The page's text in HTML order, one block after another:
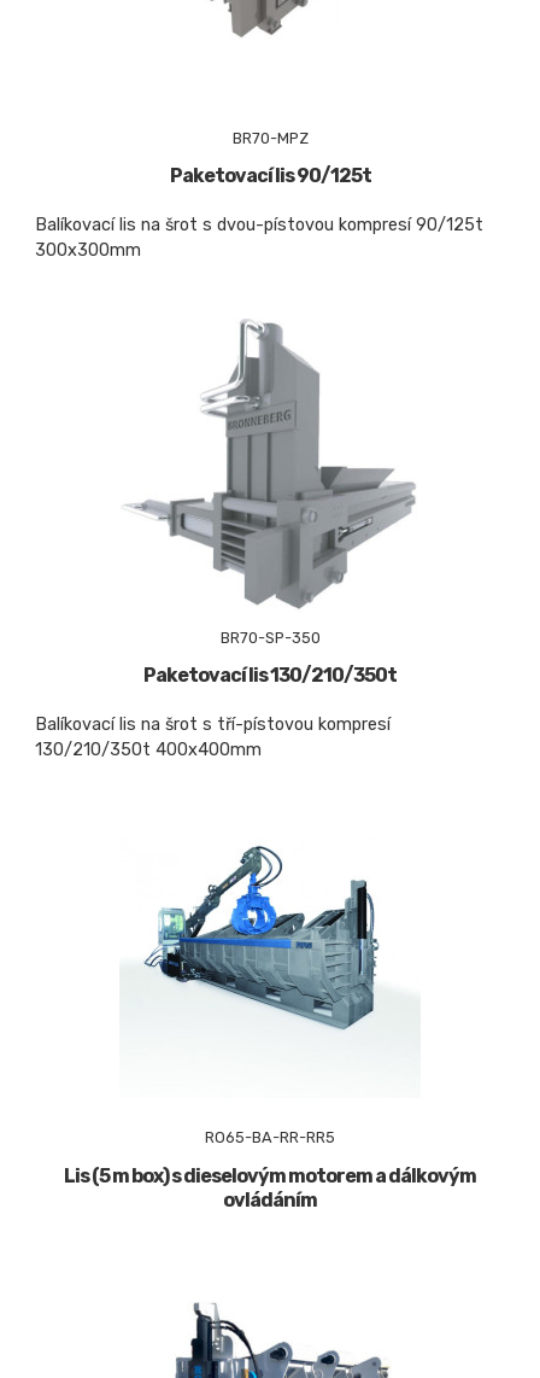
BR70-MPZ
Paketovací lis 90/125t
Balíkovací lis na šrot s dvou-pístovou kompresí 90/125t
300x300mm
BR70-SP-350
Paketovací lis 130/210/350t
Balíkovací lis na šrot s tří-pístovou kompresí
130/210/350t 400x400mm
RO65-BA-RR-RR5
Lis (5 m box) s dieselovým motorem a dálkovým
ovládáním